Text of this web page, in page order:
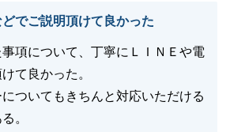
どでご説明頂けて良かった
項について、丁寧にＬＩＮＥや電
て良かった。
ついてもきちんと対応いただける
。